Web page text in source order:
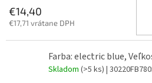
€14,40
€17,71 vrátane DPH
Farba: electric blue,
Skladom (>5 ks) |